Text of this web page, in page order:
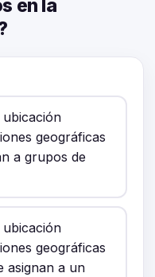
en la
geográficas
a grupos de
geográficas
asignan a un